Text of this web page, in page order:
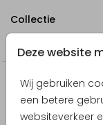
Deze website
Wij gebruiken
een betere
websiteverkeer
Folie en Spot
Doopsuiker
Collectie
Nog meer in